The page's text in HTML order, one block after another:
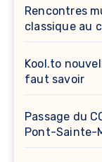
Rencontres
classique au
Kool.to
faut savoir
Passage du
Pont-Sainte-